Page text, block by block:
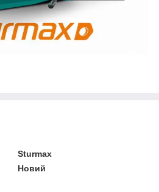
Sturmax
Новий